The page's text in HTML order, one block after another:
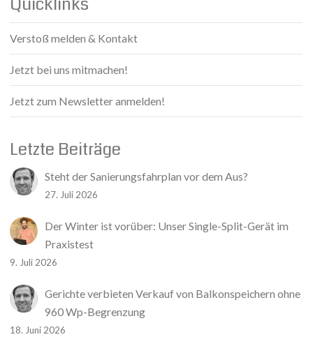
Verstoß melden & Kontakt
Jetzt bei uns mitmachen!
Jetzt zum Newsletter anmelden!
Letzte Beiträge
Steht der Sanierungsfahrplan vor dem Aus?
27. Juli 2026
Der Winter ist vorüber: Unser Single-Split-Gerät im
Praxistest
9. Juli 2026
Gerichte verbieten Verkauf von Balkonspeichern ohne
960 Wp-Begrenzung
18. Juni 2026